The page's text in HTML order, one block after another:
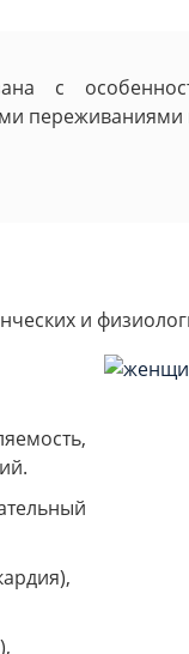
с
переживаниями
и